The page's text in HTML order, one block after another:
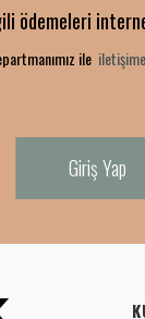
ödemeleri
ile
Giriş Yap